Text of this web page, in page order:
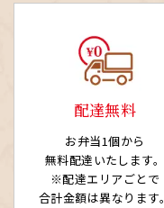
配達無料
お弁当1個から
無料配達いたします。
※配達エリアごとで
合計金額は異なります。